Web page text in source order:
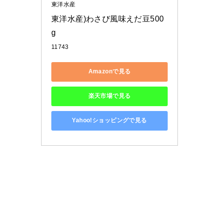
東洋水産
東洋水産)わさび風味えだ豆500
g
11743
Amazonで見る
楽天市場で見る
Yahoo!ショッピングで見る